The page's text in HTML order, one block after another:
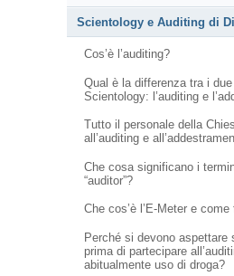
Scientology e Auditing di
Cos’è l’auditing?
Qual è la differenza tra i
Scientology: l’auditing e
Tutto il personale della
all’auditing e
Che cosa significano i
“auditor”?
Che cos’è l’E-Meter e
Perché si devono aspettare
prima di partecipare
abitualmente uso di droga?